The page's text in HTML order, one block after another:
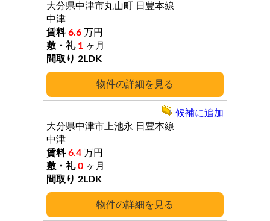
詳細
大分県中津市丸山町
日豊本線
中津
6.6 万円
1 ヶ月
2LDK
詳細
大分県中津市上池永 日豊本線
中津
6.4 万円
0 ヶ月
2LDK
候補に追加